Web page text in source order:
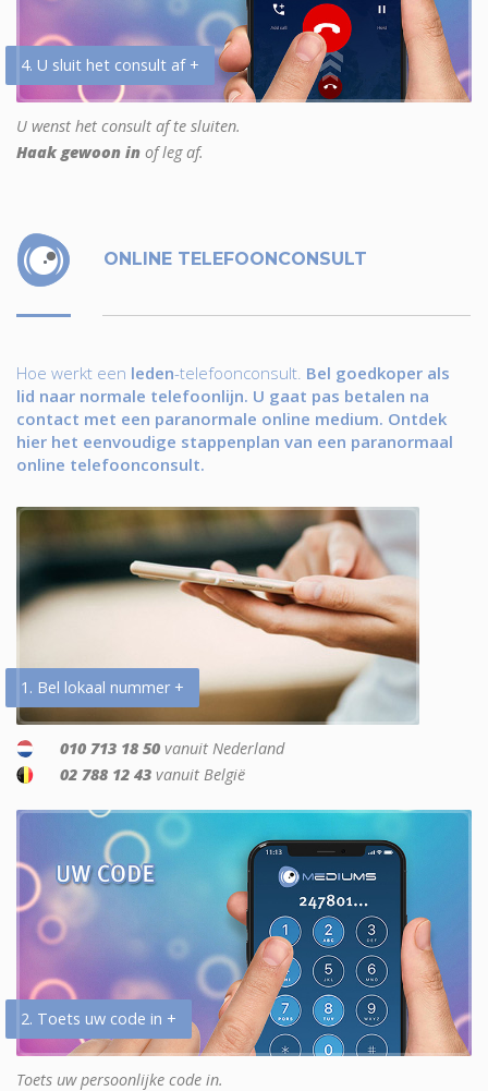
4. U sluit het consult af +
U wenst het consult af te sluiten.
Haak gewoon in of leg af.
ONLINE TELEFOONCONSULT
Hoe werkt een leden-telefoonconsult. Bel goedkoper als
lid naar normale telefoonlijn. U gaat pas betalen na
contact met een paranormale online medium. Ontdek
hier het eenvoudige stappenplan van een paranormaal
online telefoonconsult.
1. Bel lokaal nummer +
010 713 18 50 vanuit Nederland
02 788 12 43 vanuit België
2. Toets uw code in +
Toets uw persoonlijke code in.